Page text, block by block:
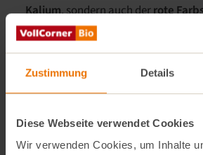
Zustimmung Details
Diese Webseite verwendet Cookies
Wir verwenden Cookies, um Inhalte
Kalium, sondern auch derrote
Dabei handelt es sich um ein
antioxidativ wirken und das Risiko
Erkrankungen senken soll.
Hauptbestandteil der Tomate ist
mit etwa 95 Prozent. Deshalb sind